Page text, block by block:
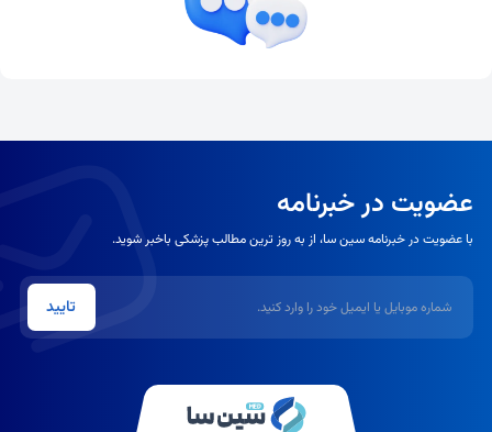
عضویت در خبرنامه
با عضویت در خبرنامه سین سا، از به روز ترین مطالب پزشکی باخبر شوید.
تایید